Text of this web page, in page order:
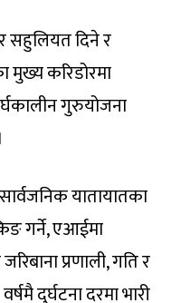
सहुलियत दिने र
मुख्य करिडोरमा
गुरुयोजना
यातायातका
गर्ने, एआईमा
प्रणाली, गति र
दुर्घटना दरमा भारी